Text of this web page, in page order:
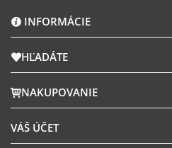
INFORMÁCIE
HĽADÁTE
NAKUPOVANIE
VÁŠ ÚČET